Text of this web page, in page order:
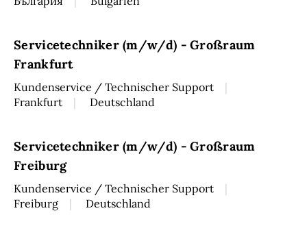
Servicetechniker (m/w/d) - Großraum
Frankfurt
Kundenservice / Technischer Support
Frankfurt
Deutschland
Servicetechniker (m/w/d) - Großraum
Freiburg
Kundenservice / Technischer Support
Freiburg
Deutschland